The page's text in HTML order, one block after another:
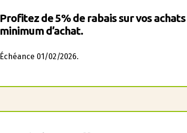
Profitez de 5% de rabais sur vos
minimum d’achat.
Échéance 01/02/2026.